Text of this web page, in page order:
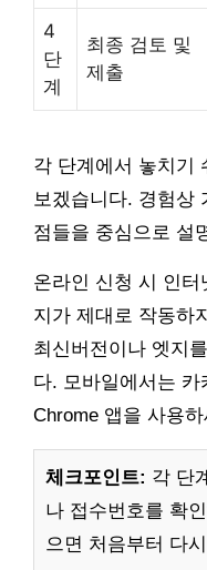
4
단
계
최종 검토 및
제출
각 단계에서 놓치기
보겠습니다. 경험상
점들을 중심으로 설
온라인 신청 시 인터
지가 제대로 작동하
최신버전이나 엣지
다. 모바일에서는
Chrome 앱을 사용
체크포인트: 각 단
나 접수번호를 확
으면 처음부터 다